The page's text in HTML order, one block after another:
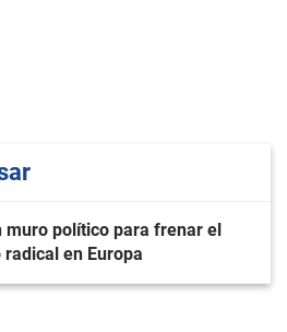
muro político para frenar el
en Europa